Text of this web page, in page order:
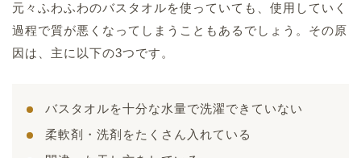
元々ふわふわのバスタオルを使っていても、使用していく
過程で質が悪くなってしまうこともあるでしょう。その原
因は、主に以下の3つです。
バスタオルを十分な水量で洗濯できていない
柔軟剤・洗剤をたくさん入れている